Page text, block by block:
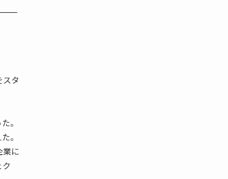
タ
。
。
業に